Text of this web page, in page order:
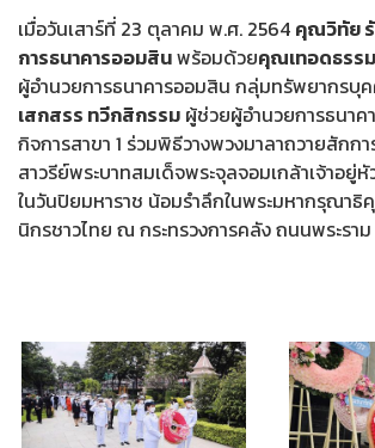
เมื่อวันเสาร์ที่ 23 ตุลาคม พ.ศ. 2564 คุณวิทัย
การธนาคารออมสินพร้อมด้วยคุณเทอดธรร
ผู้อำนวยการธนาคารออมสิน กลุ่มทรัพยากรบุ
เสกสรร ทวีกสิกรรม ผู้ช่วยผู้อำนวยการธนาค
กิจการสาขา 1 ร่วมพิธีวางพวงมาลาถวายสักกา
สาวรีย์พระบาทสมเด็จพระจุลจอมเกล้าเจ้าอยู่
ในวันปิยมหาราช น้อมรำลึกในพระมหากรุณา
นิกรชาวไทย ณ กระทรวงการคลัง ถนนพระรา